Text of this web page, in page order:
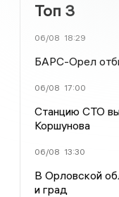
Топ 3
06/08 18:29
БАРС-Орел
06/08 17:00
Станцию СТО
Коршунова
06/08 13:30
В Орловской
и град